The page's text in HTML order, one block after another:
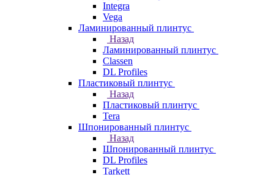
Integra
Vega
Ламинированный плинтус
Назад
Ламинированный плинтус
Classen
DL Profiles
Пластиковый плинтус
Назад
Пластиковый плинтус
Tera
Шпонированный плинтус
Назад
Шпонированный плинтус
DL Profiles
Tarkett